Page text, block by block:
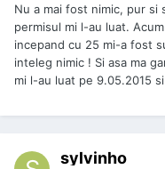
Nu a mai fost nimic, pur si
permisul mi l-au luat.
incepand cu 25 mi-a fost
inteleg nimic ! Si asa ma
mi l-au luat pe 9.05.2015
sylvinho